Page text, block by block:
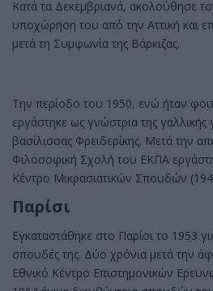
Κατά τα Δεκεμβριανά, ακολούθησε
υποχώρηση του από την Αττική και
μετά τη Συμφωνία της Βάρκιζας.
Την περίοδο του 1950, ενώ ήταν
εργάστηκε ως γνώστρια της
βασίλισσας Φρειδερίκης. Μετά την
Φιλοσοφική Σχολή του ΕΚΠΑ
Κέντρο Μικρασιατικών Σπουδών
Παρίσι
Εγκαταστάθηκε στο Παρίσι το 1953
σπουδές της. Δύο χρόνια μετά την
Εθνικό Κέντρο Επιστημονικών